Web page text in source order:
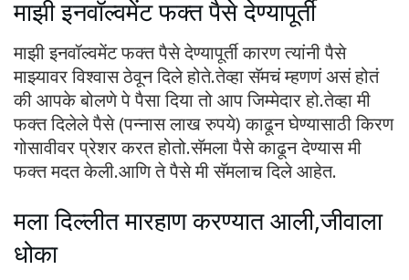
माझी इनवॉल्वमेंट फक्त पैसे देण्यापूर्ती
माझी इनवॉल्वमेंट फक्त पैसे देण्यापूर्ती कारण त्यांनी पैसे
माझ्यावर विश्वास ठेवून दिले होते.तेव्हा सॅमचं म्हणणं असं होतं
की आपके बोलणे पे पैसा दिया तो आप जिम्मेदार हो.तेव्हा मी
फक्त दिलेले पैसे (पन्नास लाख रुपये) काढून घेण्यासाठी किरण
गोसावीवर प्रेशर करत होतो.सॅमला पैसे काढून देण्यास मी
फक्त मदत केली.आणि ते पैसे मी सॅमलाच दिले आहेत.
मला दिल्लीत मारहाण करण्यात आली,जीवाला
धोका